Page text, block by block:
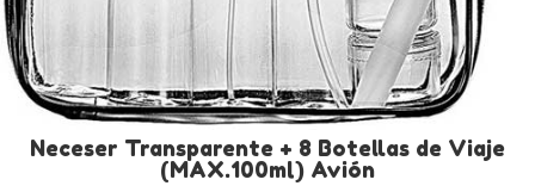
Neceser Transparente + 8 Botellas de Viaje
(MAX.100ml) Avión